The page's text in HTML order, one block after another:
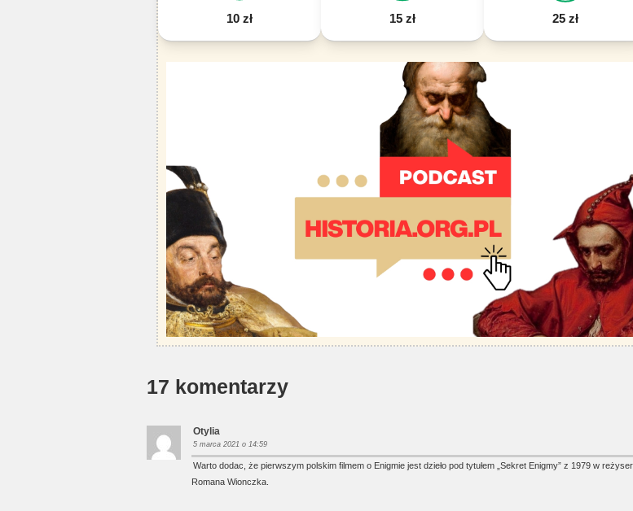
10 zł 15 zł 25 zł
17 komentarzy
Otylia
5 marca 2021 o 14:59
Warto dodac, że pierwszym polskim filmem o Enigmie jest dzieło pod tytułem „Sekret Enigmy” z 1979 w
Romana Wionczka.